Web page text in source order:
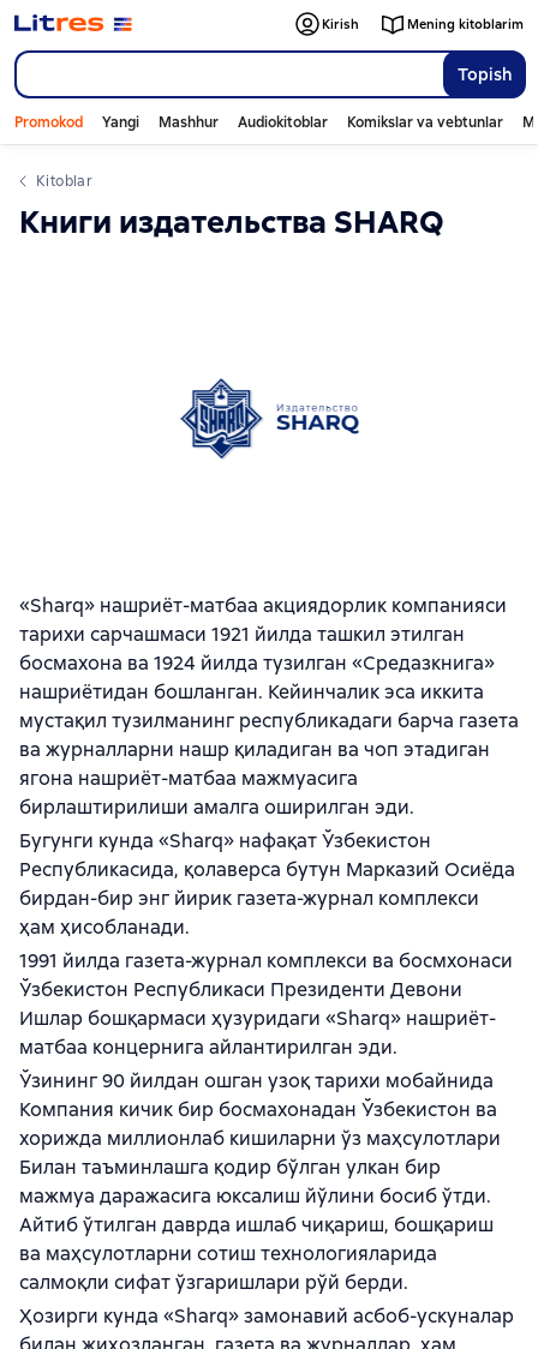
Topish
Kirish Mening kitoblarim
Promokod Yangi Mashhur Audiokitoblar Komikslar va vebtunlar
Kitoblar
Книги издательства SHARQ
«Sharq» нашриёт-матбаа акциядорлик компанияси
тарихи сарчашмаси 1921 йилда ташкил этилган
босмахона ва 1924 йилда тузилган «Средазкнига»
нашриётидан бошланган. Кейинчалик эса иккита
мустақил тузилманинг республикадаги барча газета
ва журналларни нашр қиладиган ва чоп этадиган
ягона нашриёт-матбаа мажмуасига
бирлаштирилиши амалга оширилган эди.
Бугунги кунда «Sharq» нафақат Ўзбекистон
Республикасида, қолаверса бутун Марказий Осиёда
бирдан-бир энг йирик газета-журнал комплекси
ҳам ҳисобланади.
1991 йилда газета-журнал комплекси ва босмхонаси
Ўзбекистон Республикаси Президенти Девони
Ишлар бошқармаси ҳузуридаги «Sharq» нашриёт-
матбаа концернига айлантирилган эди.
Ўзининг 90 йилдан ошган узоқ тарихи мобайнида
Компания кичик бир босмахонадан Ўзбекистон ва
хорижда миллионлаб кишиларни ўз маҳсулотлари
Билан таъминлашга қодир бўлган улкан бир
мажмуа даражасига юксалиш йўлини босиб ўтди.
Айтиб ўтилган даврда ишлаб чиқариш, бошқариш
ва маҳсулотларни сотиш технологияларида
салмоқли сифат ўзгаришлари рўй берди.
Ҳозирги кунда «Sharq» замонавий асбоб-ускуналар